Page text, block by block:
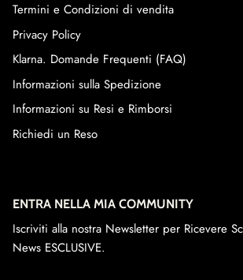
Termini e Condizioni di vendita
Privacy Policy
Klarna. Domande Frequenti (FAQ)
Informazioni sulla Spedizione
Informazioni su Resi e Rimborsi
Richiedi un Reso
ENTRA NELLA MIA COMMUNITY
Iscriviti alla nostra Newsletter per Ricevere
News ESCLUSIVE.